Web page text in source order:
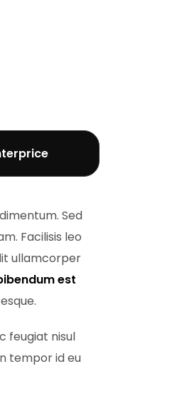
Sed
Facilisis leo
ullamcorper
est
feugiat nisul
tempor id eu